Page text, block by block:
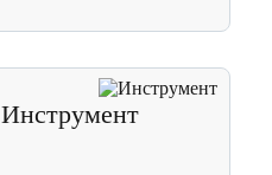
Инструмент